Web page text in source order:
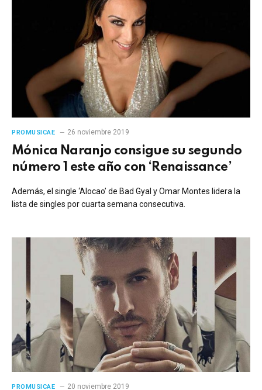
PROMUSICAE 26 noviembre 2019
Mónica Naranjo consigue su segundo
número 1 este año con ‘Renaissance’
Además, el single ‘Alocao’ de Bad Gyal y Omar Montes lidera la
lista de singles por cuarta semana consecutiva.
PROMUSICAE 20 noviembre 2019